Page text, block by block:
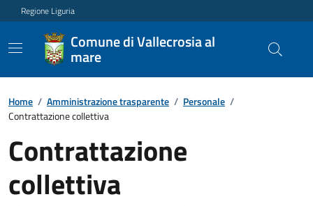
Regione Liguria
Comune di Vallecrosia al
mare
Home / Amministrazione trasparente / Personale /
Contrattazione collettiva
Contrattazione
collettiva